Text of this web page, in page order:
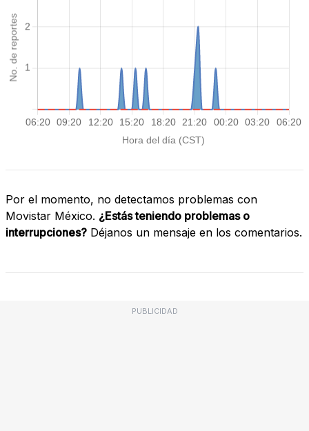
Por el momento, no detectamos problemas con
Movistar México. ¿Estás teniendo problemas o
interrupciones? Déjanos un mensaje en los comentarios.
PUBLICIDAD